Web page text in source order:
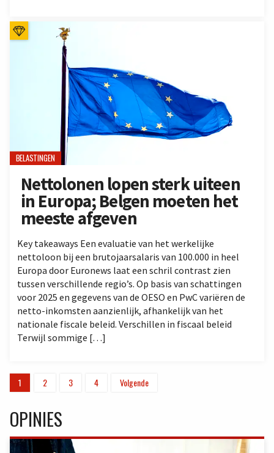
BELASTINGEN
Nettolonen lopen sterk uiteen
in Europa; Belgen moeten het
meeste afgeven
Key takeaways Een evaluatie van het werkelijke
nettoloon bij een brutojaarsalaris van 100.000 in heel
Europa door Euronews laat een schril contrast zien
tussen verschillende regio’s. Op basis van schattingen
voor 2025 en gegevens van de OESO en PwC variëren de
netto-inkomsten aanzienlijk, afhankelijk van het
nationale fiscale beleid. Verschillen in fiscaal beleid
Terwijl sommige […]
1 2 3 4 Volgende
OPINIES